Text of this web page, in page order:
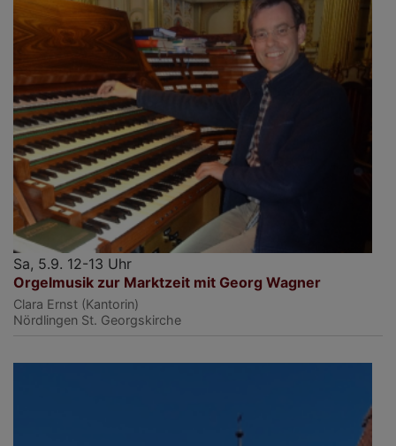
Sa, 5.9. 12-13 Uhr
Orgelmusik zur Marktzeit mit Georg Wagner
Clara Ernst (Kantorin)
Nördlingen St. Georgskirche